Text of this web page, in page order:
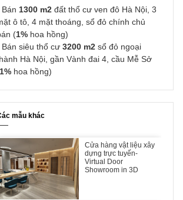
Bán 1300 m2đất thổ cư ven đô Hà Nội, 3
ô tô, 4 mặt thoáng, sổ đỏ chính chủ
(1%hoa hồng)
Bán siêu thổ cư 3200 m2sổ đỏ ngoại
Hà Nội, gần Vành đai 4, cầu Mễ Sở
hoa hồng)
mẫu khác
Cửa hàng vật liệu xây
dựng trực tuyến-
Virtual Door
Showroom in 3D